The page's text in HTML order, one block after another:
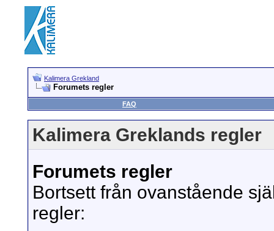
Kalimera Grekland
Forumets regler
FAQ
Kalimera Greklands regler
Forumets regler
Bortsett från ovanstående
regler: